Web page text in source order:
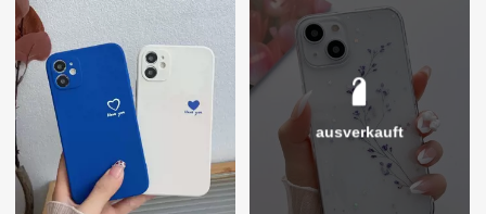
ausverkauft